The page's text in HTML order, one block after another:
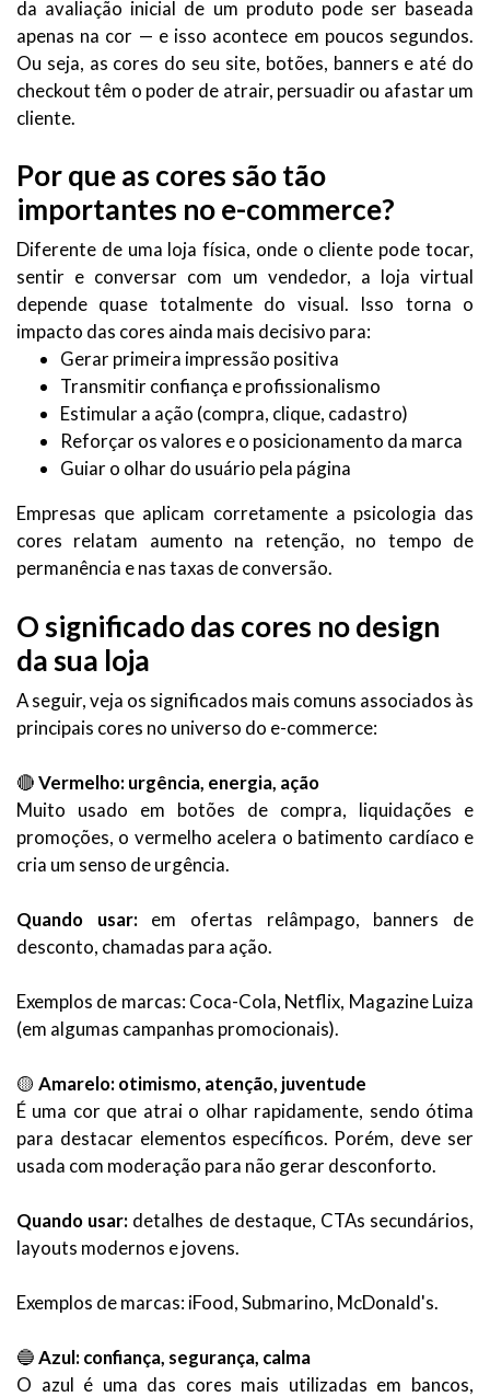
da avaliação inicial de um produto pode ser baseada
apenas na cor — e isso acontece em poucos segundos.
Ou seja, as cores do seu site, botões, banners e até do
checkout têm o poder de atrair, persuadir ou afastar um
cliente.
Por que as cores são tão
importantes no e-commerce?
Diferente de uma loja física, onde o cliente pode tocar,
sentir e conversar com um vendedor, a loja virtual
depende quase totalmente do visual. Isso torna o
impacto das cores ainda mais decisivo para:
Gerar primeira impressão positiva
Transmitir confiança e profissionalismo
Estimular a ação (compra, clique, cadastro)
Reforçar os valores e o posicionamento da marca
Guiar o olhar do usuário pela página
Empresas que aplicam corretamente a psicologia das
cores relatam aumento na retenção, no tempo de
permanência e nas taxas de conversão.
O significado das cores no design
da sua loja
A seguir, veja os significados mais comuns associados às
principais cores no universo do e-commerce:
🔴Vermelho: urgência, energia, ação
Muito usado em botões de compra, liquidações e
promoções, o vermelho acelera o batimento cardíaco e
cria um senso de urgência.
Quando usar:em ofertas relâmpago, banners de
desconto, chamadas para ação.
Exemplos de marcas: Coca-Cola, Netflix, Magazine Luiza
(em algumas campanhas promocionais).
🟡 Amarelo: otimismo, atenção, juventude
É uma cor que atrai o olhar rapidamente, sendo ótima
para destacar elementos específicos. Porém, deve ser
usada com moderação para não gerar desconforto.
Quando usar: detalhes de destaque, CTAs secundários,
layouts modernos e jovens.
Exemplos de marcas: iFood, Submarino, McDonald's.
🔵Azul: confiança, segurança, calma
O azul é uma das cores mais utilizadas em bancos,